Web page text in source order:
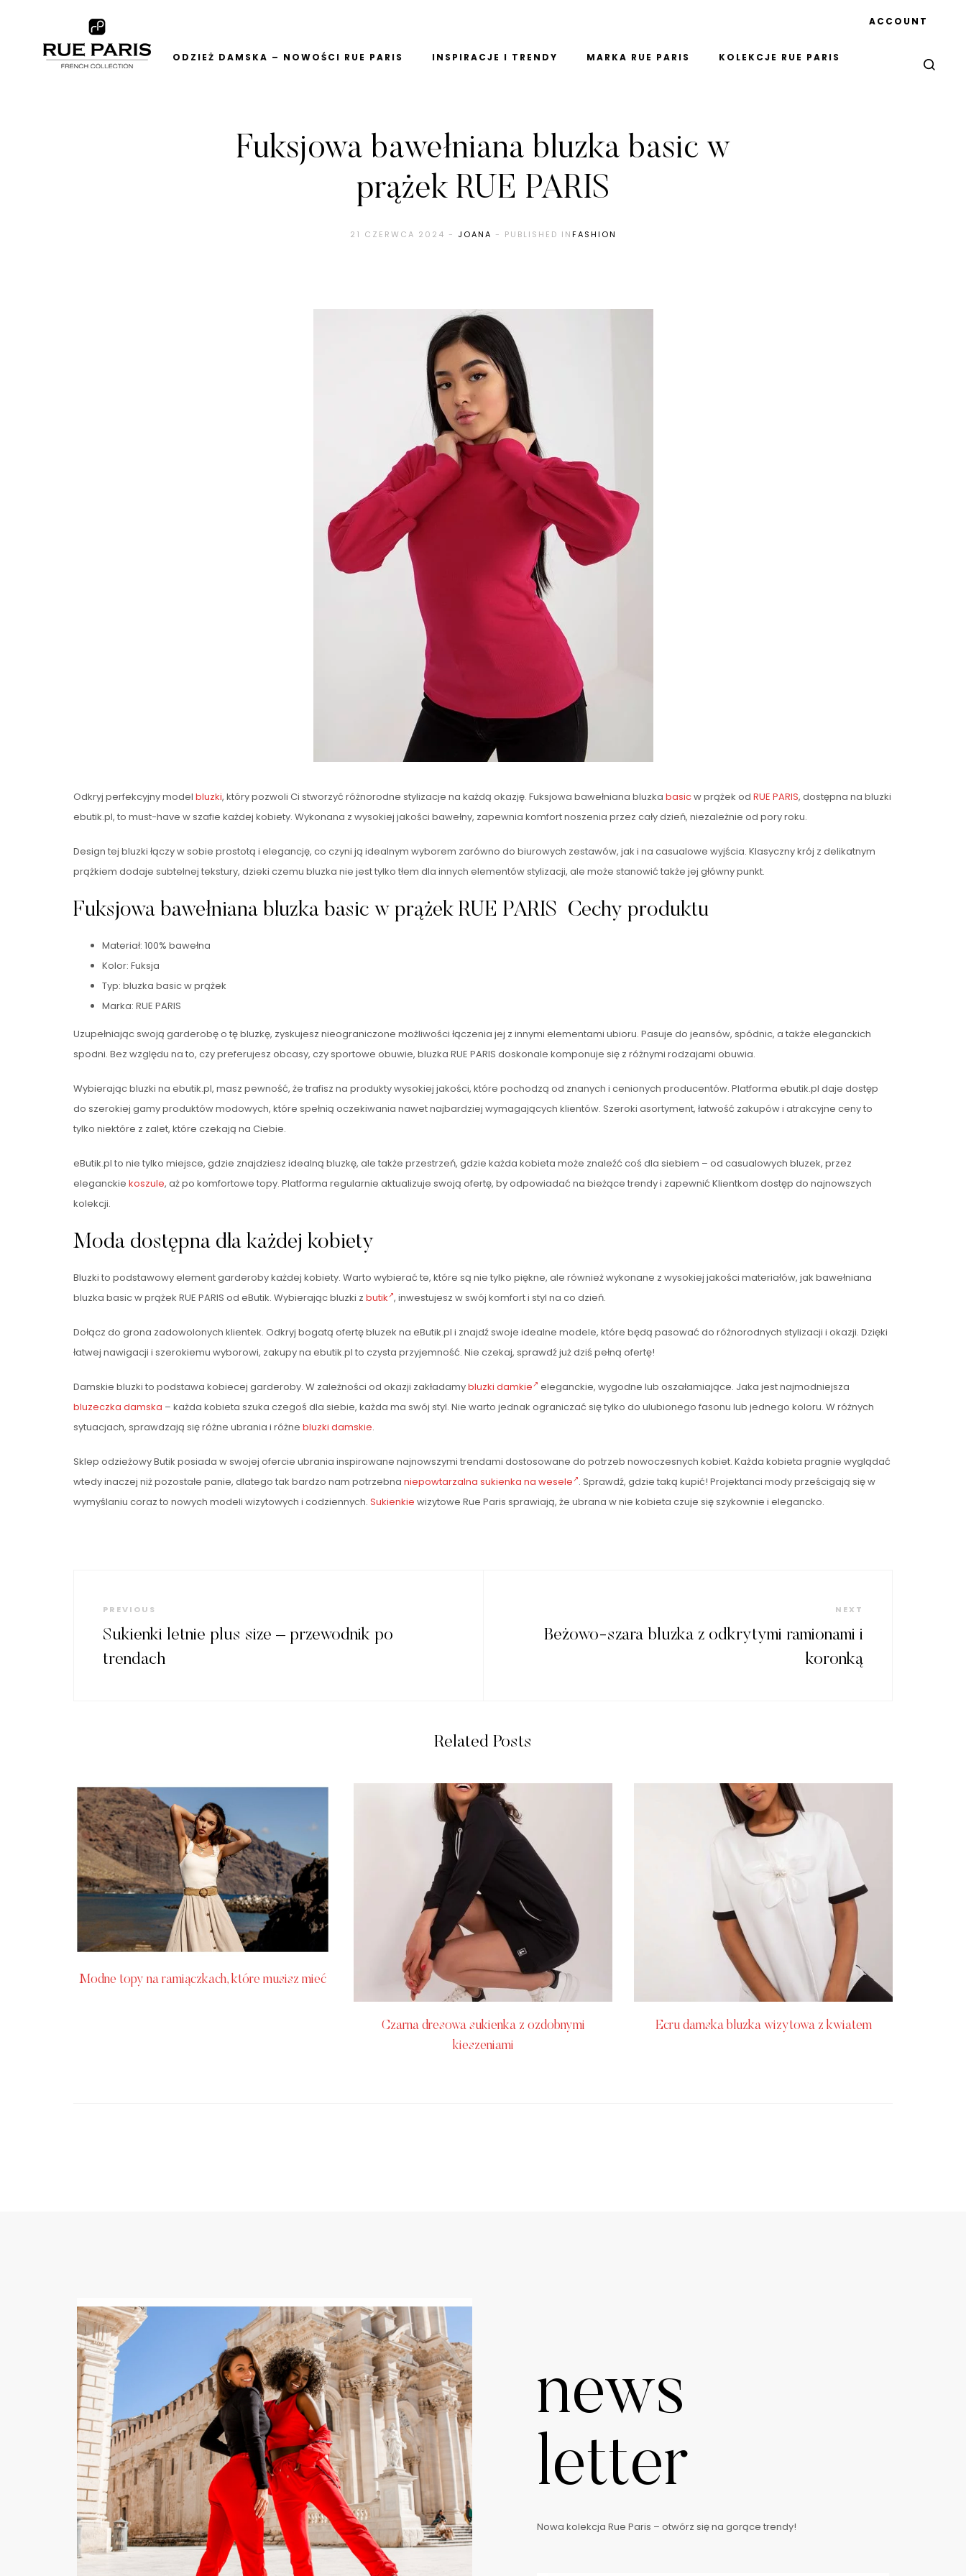
ODZIEŻ DAMSKA – NOWOŚCI RUE PARIS INSPIRACJE I TRENDY MARKA RUE PARIS KOLEKCJE RUE PARIS
ACCOUNT
Fuksjowa bawełniana bluzka basic w
prążek RUE PARIS
21 CZERWCA 2024 - JOANA - PUBLISHED INFASHION
Odkryj perfekcyjny model bluzki, który pozwoli Ci stworzyć różnorodne stylizacje na każdą okazję. Fuksjowa bawełniana bluzka basicw prążek od RUE PARIS, dostępna na bluzki
ebutik.pl, to must-have w szafie każdej kobiety. Wykonana z wysokiej jakości bawełny, zapewnia komfort noszenia przez cały dzień, niezależnie od pory roku.
Design tej bluzki łączy w sobie prostotą i elegancję, co czyni ją idealnym wyborem zarówno do biurowych zestawów, jak i na casualowe wyjścia. Klasyczny krój z delikatnym
prążkiem dodaje subtelnej tekstury, dzieki czemu bluzka nie jest tylko tłem dla innych elementów stylizacji, ale może stanowić także jej główny punkt.
Fuksjowa bawełniana bluzka basic w prążek RUE PARIS Cechy produktu
Materiał: 100% bawełna
Kolor: Fuksja
Typ: bluzka basic w prążek
Marka: RUE PARIS
Uzupełniając swoją garderobę o tę bluzkę, zyskujesz nieograniczone możliwości łączenia jej z innymi elementami ubioru. Pasuje do jeansów, spódnic, a także eleganckich
spodni. Bez względu na to, czy preferujesz obcasy, czy sportowe obuwie, bluzka RUE PARIS doskonale komponuje się z różnymi rodzajami obuwia.
Wybierając bluzki na ebutik.pl, masz pewność, że trafisz na produkty wysokiej jakości, które pochodzą od znanych i cenionych producentów. Platforma ebutik.pl daje dostęp
do szerokiej gamy produktów modowych, które spełnią oczekiwania nawet najbardziej wymagających klientów. Szeroki asortyment, łatwość zakupów i atrakcyjne ceny to
tylko niektóre z zalet, które czekają na Ciebie.
eButik.pl to nie tylko miejsce, gdzie znajdziesz idealną bluzkę, ale także przestrzeń, gdzie każda kobieta może znaleźć coś dla siebiem – od casualowych bluzek, przez
eleganckie koszule, aż po komfortowe topy. Platforma regularnie aktualizuje swoją ofertę, by odpowiadać na bieżące trendy i zapewnić Klientkom dostęp do najnowszych
kolekcji.
Moda dostępna dla każdej kobiety
Bluzki to podstawowy element garderoby każdej kobiety. Warto wybierać te, które są nie tylko piękne, ale również wykonane z wysokiej jakości materiałów, jak bawełniana
bluzka basic w prążek RUE PARIS od eButik. Wybierając bluzki z butik , inwestujesz w swój komfort i styl na co dzień.
Dołącz do grona zadowolonych klientek. Odkryj bogatą ofertę bluzek na eButik.pl i znajdź swoje idealne modele, które będą pasować do różnorodnych stylizacji i okazji. Dzięki
łatwej nawigacji i szerokiemu wyborowi, zakupy na ebutik.pl to czysta przyjemność. Nie czekaj, sprawdź już dziś pełną ofertę!
Damskie bluzki to podstawa kobiecej garderoby. W zależności od okazji zakładamybluzki damkie
eleganckie, wygodne lub oszałamiające. Jaka jest najmodniejsza
bluzeczka damska – każda kobieta szuka czegoś dla siebie, każda ma swój styl. Nie warto jednak ograniczać się tylko do ulubionego fasonu lub jednego koloru. W różnych
sytuacjach, sprawdzają się różne ubrania i różne bluzki damskie.
Sklep odzieżowy Butik posiada w swojej ofercie ubrania inspirowane najnowszymi trendami dostosowane do potrzeb nowoczesnych kobiet. Każda kobieta pragnie wyglądać
wtedy inaczej niż pozostałe panie, dlatego tak bardzo nam potrzebna niepowtarzalna sukienka na wesele . Sprawdź, gdzie taką kupić! Projektanci mody prześcigają się w
wymyślaniu coraz to nowych modeli wizytowych i codziennych. Sukienkie wizytowe Rue Paris sprawiają, że ubrana w nie kobieta czuje się szykownie i elegancko.
wpisu
Previous
Post
PREVIOUS
Sukienki letnie plus size – przewodnik po
trendach
NEXT
Beżowo-szara bluzka z odkrytymi ramionami i
koronką
Related Posts
Modne topy na ramiączkach, które musisz mieć
Czarna dresowa sukienka z ozdobnymi
kieszeniami
Ecru damska bluzka wizytowa z kwiatem
news
letter
Nowa kolekcja Rue Paris – otwórz się na gorące trendy!